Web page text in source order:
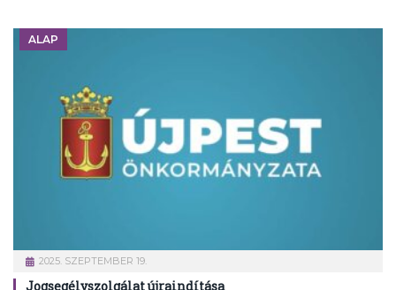
ALAP
2025. SZEPTEMBER 19.
Jogsegélyszolgálat újraindítása